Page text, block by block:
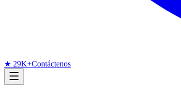
★ 29K+Contáctenos